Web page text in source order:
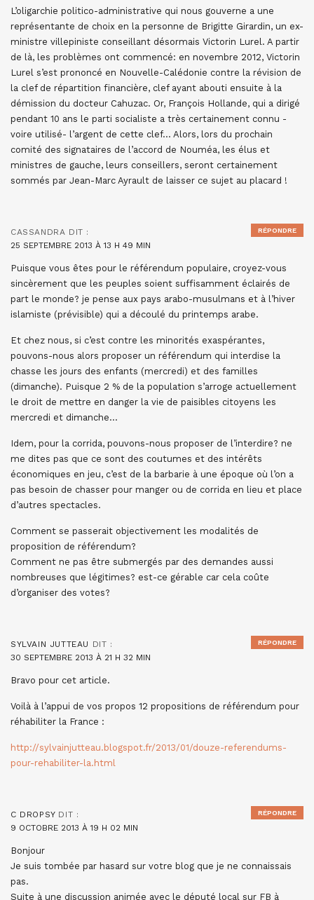
L’oligarchie politico-administrative qui nous gouverne a une
représentante de choix en la personne de Brigitte Girardin, un ex-
ministre villepiniste conseillant désormais Victorin Lurel. A partir
de là, les problèmes ont commencé: en novembre 2012, Victorin
Lurel s’est prononcé en Nouvelle-Calédonie contre la révision de
la clef de répartition financière, clef ayant abouti ensuite à la
démission du docteur Cahuzac. Or, François Hollande, qui a dirigé
pendant 10 ans le parti socialiste a très certainement connu -
voire utilisé- l’argent de cette clef… Alors, lors du prochain
comité des signataires de l’accord de Nouméa, les élus et
ministres de gauche, leurs conseillers, seront certainement
sommés par Jean-Marc Ayrault de laisser ce sujet au placard !
CASSANDRA DIT :
25 SEPTEMBRE 2013 À 13 H 49 MIN
Puisque vous êtes pour le référendum populaire, croyez-vous
sincèrement que les peuples soient suffisamment éclairés de
part le monde? je pense aux pays arabo-musulmans et à l’hiver
islamiste (prévisible) qui a découlé du printemps arabe.
Et chez nous, si c’est contre les minorités exaspérantes,
pouvons-nous alors proposer un référendum qui interdise la
chasse les jours des enfants (mercredi) et des familles
(dimanche). Puisque 2 % de la population s’arroge actuellement
le droit de mettre en danger la vie de paisibles citoyens les
mercredi et dimanche…
Idem, pour la corrida, pouvons-nous proposer de l’interdire? ne
me dites pas que ce sont des coutumes et des intérêts
économiques en jeu, c’est de la barbarie à une époque où l’on a
pas besoin de chasser pour manger ou de corrida en lieu et place
d’autres spectacles.
Comment se passerait objectivement les modalités de
proposition de référendum?
Comment ne pas être submergés par des demandes aussi
nombreuses que légitimes? est-ce gérable car cela coûte
d’organiser des votes?
RÉPONDRE
SYLVAIN JUTTEAU DIT :
30 SEPTEMBRE 2013 À 21 H 32 MIN
Bravo pour cet article.
Voilà à l’appui de vos propos 12 propositions de référendum pour
réhabiliter la France :
http://sylvainjutteau.blogspot.fr/2013/01/douze-referendums-
pour-rehabiliter-la.html
RÉPONDRE
C DROPSY DIT :
9 OCTOBRE 2013 À 19 H 02 MIN
Bonjour
Je suis tombée par hasard sur votre blog que je ne connaissais
pas.
Suite à une discussion animée avec le député local sur FB à
RÉPONDRE